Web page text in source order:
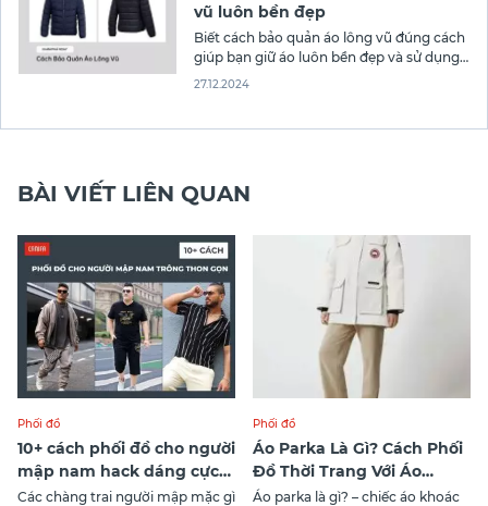
vũ luôn bền đẹp
Biết cách bảo quản áo lông vũ đúng cách
giúp bạn giữ áo luôn bền đẹp và sử dụng
trong thời gian dài. Cùng khám phá ngay
27.12.2024
BÀI VIẾT LIÊN QUAN
Phối đồ
10+ cách phối đồ cho người
mập nam hack dáng cực
thon gọn
Các chàng trai người mập mặc gì
Phối đồ
Áo Parka Là Gì? Cách Phối
Đồ Thời Trang Với Áo
Parka
Áo parka là gì? – chiếc áo khoác